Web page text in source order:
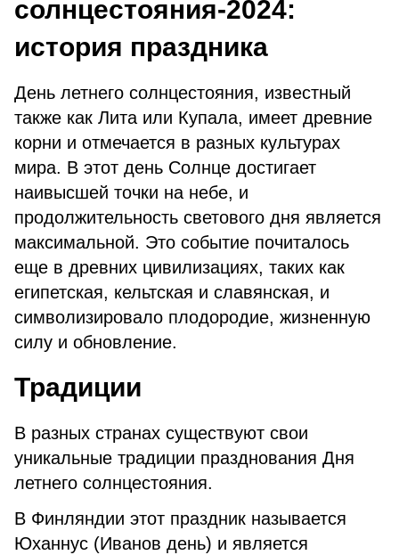
солнцестояния-2024:
история праздника
День летнего солнцестояния, известный
также как Лита или Купала, имеет древние
корни и отмечается в разных культурах
мира. В этот день Солнце достигает
наивысшей точки на небе, и
продолжительность светового дня является
максимальной. Это событие почиталось
еще в древних цивилизациях, таких как
египетская, кельтская и славянская, и
символизировало плодородие, жизненную
силу и обновление.
Традиции
В разных странах существуют свои
уникальные традиции празднования Дня
летнего солнцестояния.
В Финляндии этот праздник называется
Юханнус (Иванов день) и является